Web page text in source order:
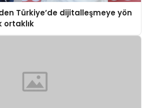
Türkiye’de dijitalleşmeye yön
ortaklık